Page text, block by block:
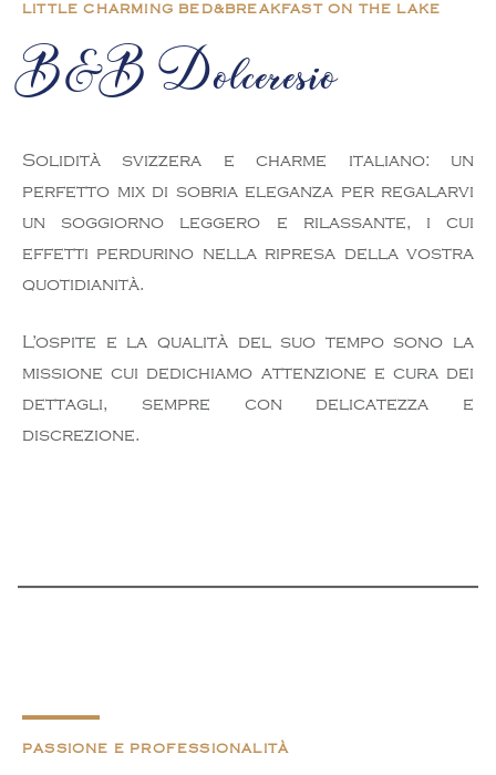
LITTLE CHARMING BED&BREAKFAST ON THE LAKE
B&B Dolceresio
Solidità svizzera e charme italiano: un
perfetto mix di sobria eleganza per regalarvi
un soggiorno leggero e rilassante, i cui
effetti perdurino nella ripresa della vostra
quotidianità.
L’ospite e la qualità del suo tempo sono la
missione cui dedichiamo attenzione e cura dei
dettagli, sempre con delicatezza e
discrezione.
PASSIONE E PROFESSIONALITÀ